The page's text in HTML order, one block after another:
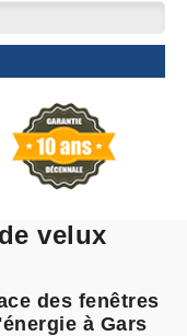
velux
des fenêtres
à Gars